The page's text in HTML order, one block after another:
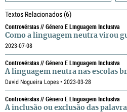
Textos Relacionados(6)
Controvérsias // Género E Linguagem Inclusiva
Como a linguagem neutra virou
2023-07-08
Controvérsias // Género E Linguagem Inclusiva
A linguagem neutra nas escolas
David Nogueira Lopes • 2023-03-28
Controvérsias // Género E Linguagem Inclusiva
A inclusão ou exclusão das